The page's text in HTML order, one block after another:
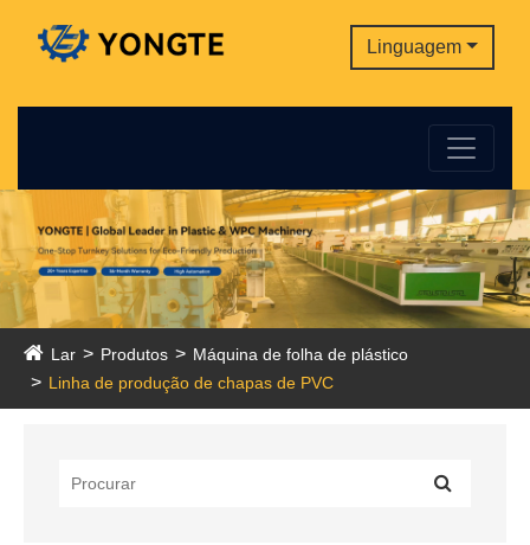
Linguagem
Lar Produtos
Máquina de folha de plástico
Linha de produção de chapas de PVC